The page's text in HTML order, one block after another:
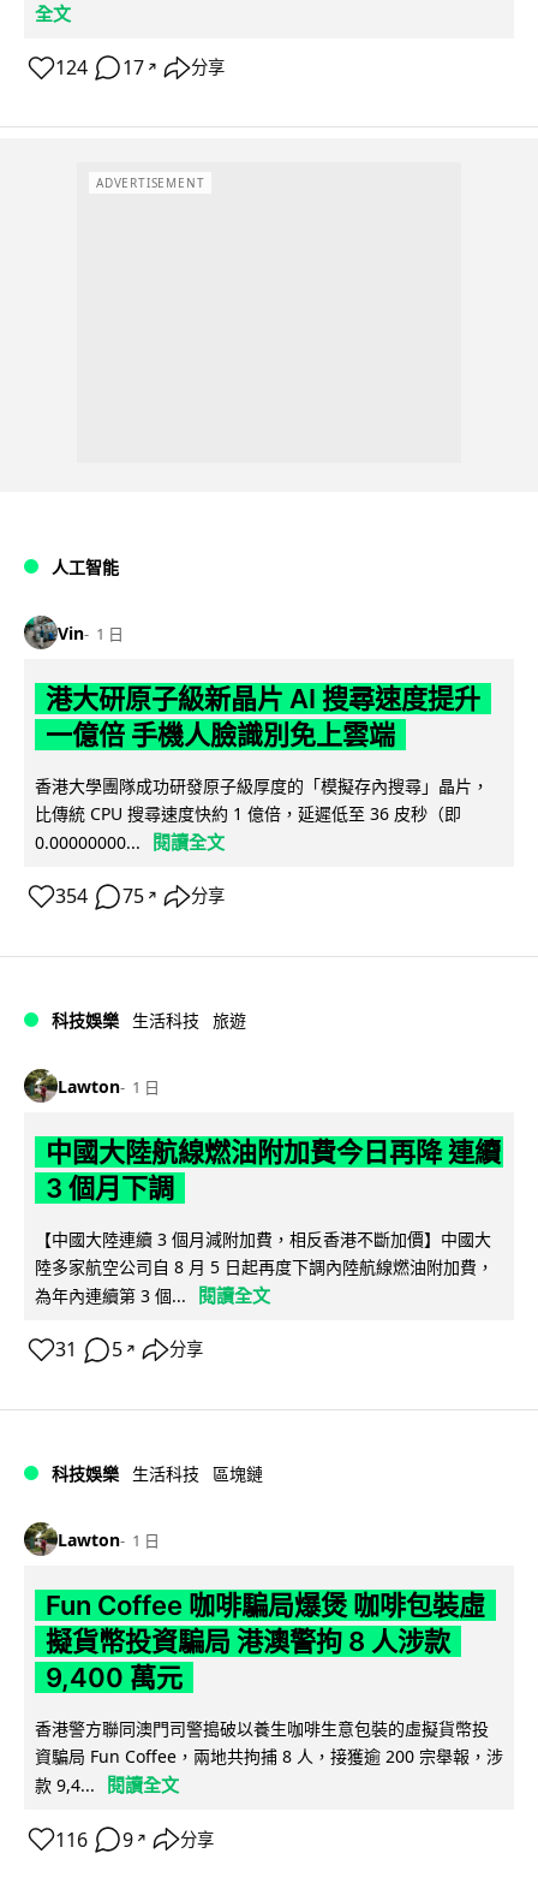
全文
124 17 ↗ 分享
ADVERTISEMENT
人工智能
Vin 1 日
港大研原子級新晶片 AI 搜尋速度提升
一億倍 手機人臉識別免上雲端
香港大學團隊成功研發原子級厚度的「模擬存內搜尋」晶片，
比傳統 CPU 搜尋速度快約 1 億倍，延遲低至 36 皮秒（即
0.00000000...
閱讀全文
354 75 ↗ 分享
科技娛樂 生活科技 旅遊
Lawton 1 日
中國大陸航線燃油附加費今日再降 連續
3 個月下調
【中國大陸連續 3 個月減附加費，相反香港不斷加價】中國大
陸多家航空公司自 8 月 5 日起再度下調內陸航線燃油附加費，
為年內連續第 3 個...
閱讀全文
31 5 ↗ 分享
科技娛樂 生活科技 區塊鏈
Lawton 1 日
Fun Coffee 咖啡騙局爆煲 咖啡包裝虛
擬貨幣投資騙局 港澳警拘 8 人涉款
9,400 萬元
香港警方聯同澳門司警搗破以養生咖啡生意包裝的虛擬貨幣投
資騙局 Fun Coffee，兩地共拘捕 8 人，接獲逾 200 宗舉報，涉
款 9,4...
閱讀全文
116 9 ↗ 分享